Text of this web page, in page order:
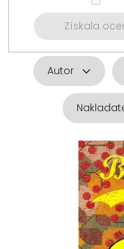
Získala
Autor